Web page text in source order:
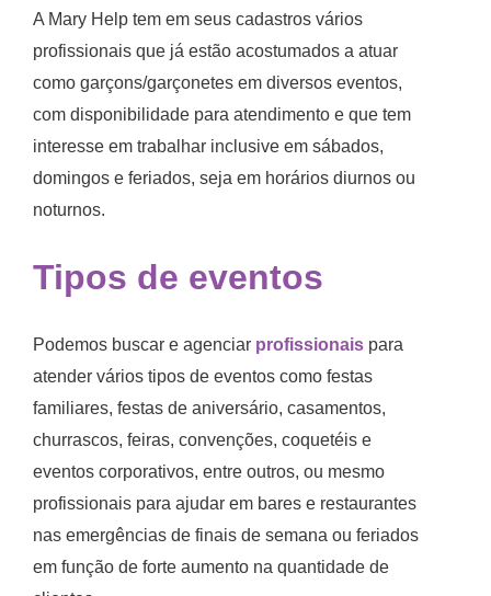
A Mary Help tem em seus cadastros vários
profissionais que já estão acostumados a atuar
como garçons/garçonetes em diversos eventos,
com disponibilidade para atendimento e que tem
interesse em trabalhar inclusive em sábados,
domingos e feriados, seja em horários diurnos ou
noturnos.
Tipos de eventos
Podemos buscar e agenciar profissionais para
atender vários tipos de eventos como festas
familiares, festas de aniversário, casamentos,
churrascos, feiras, convenções, coquetéis e
eventos corporativos, entre outros, ou mesmo
profissionais para ajudar em bares e restaurantes
nas emergências de finais de semana ou feriados
em função de forte aumento na quantidade de